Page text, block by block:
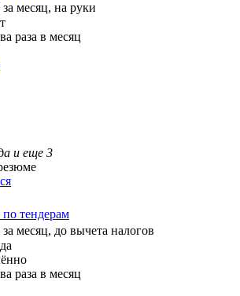
за месяц, на руки
раза в месяц
и еще 3
тендерам
за месяц, до вычета налогов
раза в месяц